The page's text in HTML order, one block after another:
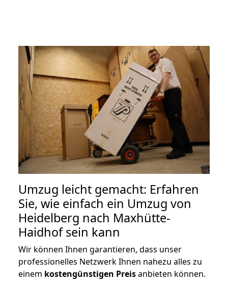
Umzug leicht gemacht: Erfahren
Sie, wie einfach ein Umzug von
Heidelberg nach Maxhütte-
Haidhof sein kann
Wir können Ihnen garantieren, dass unser
professionelles Netzwerk Ihnen nahezu alles zu
einem kostengünstigen Preisanbieten können.